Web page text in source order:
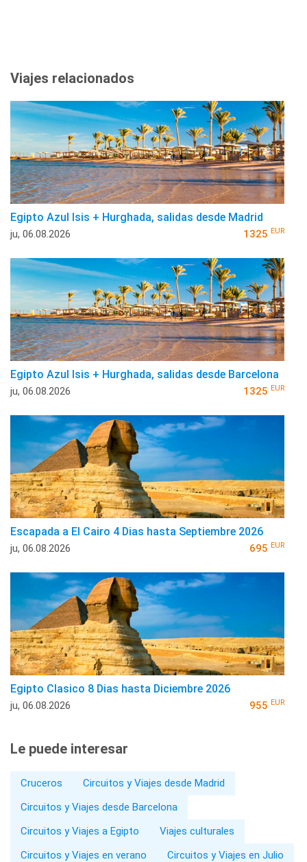
Viajes relacionados
Egipto Azul Isis + Hurghada, salidas desde Madrid
ju, 06.08.2026 1325 EUR
Egipto Azul Isis + Hurghada, salidas desde Barcelona
ju, 06.08.2026 1325 EUR
Escapada a El Cairo 4 Dias hasta Septiembre 2026
ju, 06.08.2026 695 EUR
Egipto Clasico 8 Dias hasta Diciembre 2026
ju, 06.08.2026 955 EUR
Le puede interesar
Cruceros
Circuitos y Viajes desde Madrid
Circuitos y Viajes desde Barcelona
Circuitos y Viajes a Egipto
Viajes culturales
Circuitos y Viajes en verano
Circuitos y Viajes en Julio